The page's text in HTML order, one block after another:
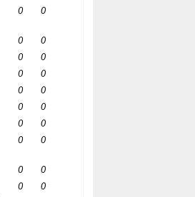
0 0
0
0
0
0
0
0
0
0
0
0
0
0
0 0
0
0
0
0